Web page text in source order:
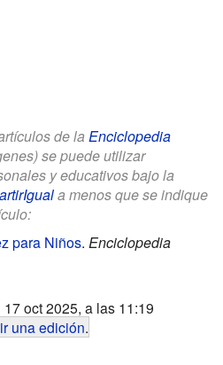
de la Enciclopedia
se puede utilizar
y educativos bajo la
a menos que se indique
para Niños. Enciclopedia
oct 2025, a las 11:19
una edición.